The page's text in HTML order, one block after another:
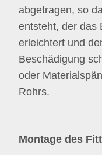
abgetragen, so
entsteht, der das
erleichtert und
Beschädigung
oder
Rohrs.
Montage des